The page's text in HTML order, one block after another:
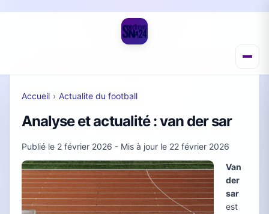
Accueil › Actualite du football
Analyse et actualité : van der sar
Publié le 2 février 2026 - Mis à jour le 22 février 2026
Van
der
sar
est